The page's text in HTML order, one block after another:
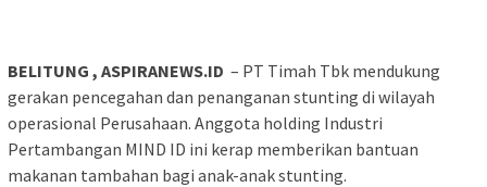
BELITUNG , ASPIRANEWS.ID – PT Timah Tbk mendukung
gerakan pencegahan dan penanganan stunting di wilayah
operasional Perusahaan. Anggota holding Industri
Pertambangan MIND ID ini kerap memberikan bantuan
makanan tambahan bagi anak-anak stunting.